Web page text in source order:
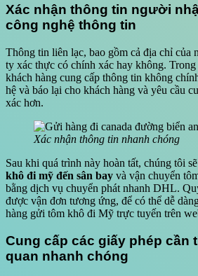
Xác nhận thông tin người
công nghệ thông tin
Thông tin liên lạc, bao gồm cả địa chỉ của
ty xác thực có chính xác hay không.
khách hàng cung cấp thông tin không
hệ và báo lại cho khách hàng và yêu cầu
xác hơn.
Xác nhận thông tin nhanh chóng
Sau khi quá trình này hoàn tất, chúng tôi sẽ
khô đi mỹ đến sân bay và vận chuyển
bằng dịch vụ chuyển phát nhanh DHL.
được vận đơn tương ứng, để có thể dễ
hàng gửi tôm khô đi Mỹ trực tuyến trên
Cung cấp các giấy phép cần
quan nhanh chóng